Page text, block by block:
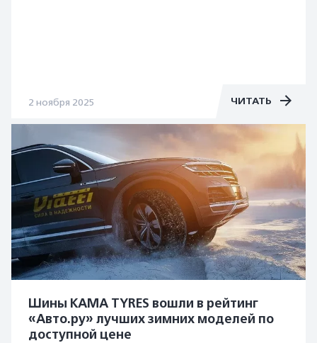
2 ноября 2025 ЧИТАТЬ
Шины KAMA TYRES вошли в рейтинг
«Авто.ру» лучших зимних моделей по
доступной цене